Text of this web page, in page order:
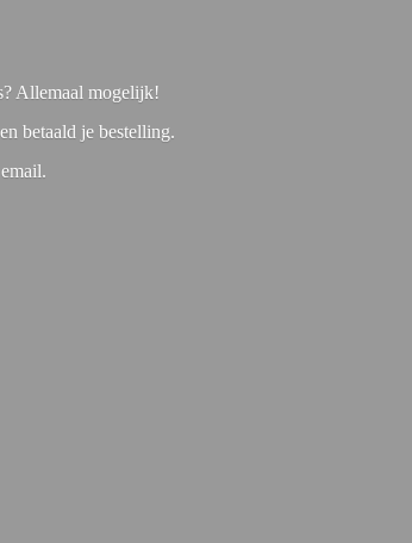
Allemaal mogelijk!
betaald je bestelling.